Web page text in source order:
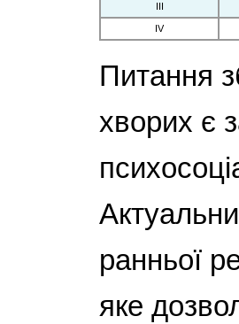
ІІІ
IV
Питання
хворих є
ранньої
яке